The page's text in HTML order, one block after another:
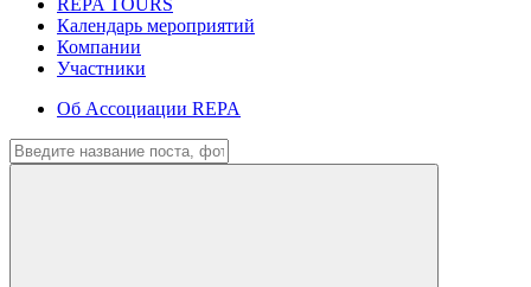
REPA TOURS
Календарь мероприятий
Компании
Участники
Об Ассоциации REPA